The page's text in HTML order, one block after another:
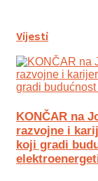
Vijesti
KONČAR na
razvojne i
koji gradi